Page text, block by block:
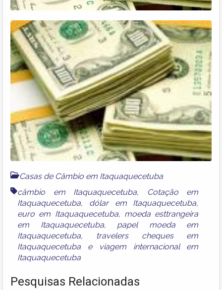
Casas de Câmbio em Itaquaquecetuba
câmbio em Itaquaquecetuba,
Cotação em
Itaquaquecetuba, dólar em Itaquaquecetuba,
euro em Itaquaquecetuba, moeda esttrangeira
em Itaquaquecetuba, papel moeda em
Itaquaquecetuba,
travelers cheques em
Itaquaquecetuba e
viagem internacional em
Itaquaquecetuba
Pesquisas Relacionadas